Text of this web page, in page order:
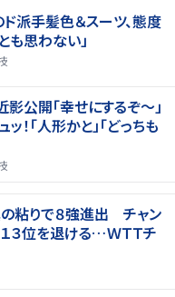
ド派手髪色＆スーツ、態度
も思わない」
公開「幸せにするぞ〜」
！「人形かと」「どっちも
の粘りで８強進出 チャン
３位を退ける…ＷＴＴチ